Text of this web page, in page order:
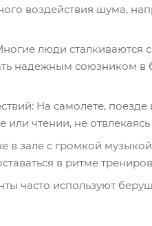
воздействия шума,
люди
надежным союзником
На самолете,
или чтении, не
в зале с громкой
в ритме
часто используют